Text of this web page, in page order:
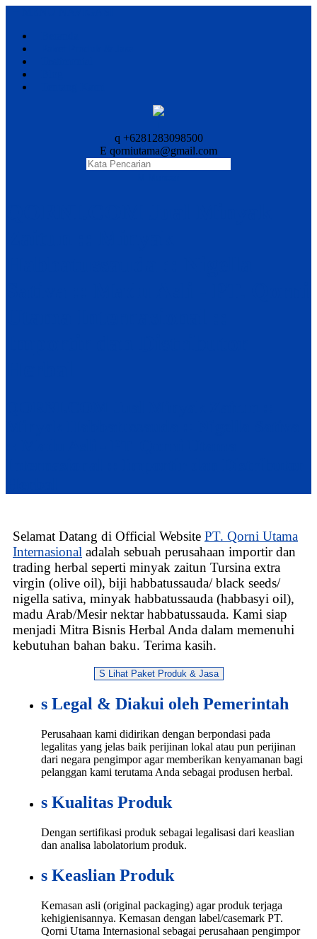
q +6281283098500
E qorniutama@gmail.com
Selamat Datang di Official Website PT. Qorni Utama
Internasional adalah sebuah perusahaan importir dan
trading herbal seperti minyak zaitun Tursina extra
virgin (olive oil), biji habbatussauda/ black seeds/
nigella sativa, minyak habbatussauda (habbasyi oil),
madu Arab/Mesir nektar habbatussauda. Kami siap
menjadi Mitra Bisnis Herbal Anda dalam memenuhi
kebutuhan bahan baku. Terima kasih.
S Lihat Paket Produk & Jasa
s Legal & Diakui oleh Pemerintah
Perusahaan kami didirikan dengan berpondasi pada
legalitas yang jelas baik perijinan lokal atau pun perijinan
dari negara pengimpor agar memberikan kenyamanan bagi
pelanggan kami terutama Anda sebagai produsen herbal.
s Kualitas Produk
Dengan sertifikasi produk sebagai legalisasi dari keaslian
dan analisa labolatorium produk.
s Keaslian Produk
Kemasan asli (original packaging) agar produk terjaga
kehigienisannya. Kemasan dengan label/casemark PT.
Qorni Utama Internasional sebagai perusahaan pengimpor